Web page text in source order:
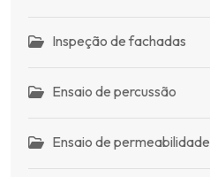
Inspeção de fachadas
Ensaio de percussão
Ensaio de permeabilidade